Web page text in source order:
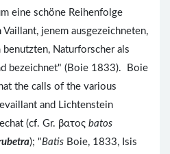
eine schöne Reihenfolge
jenem ausgezeichneten,
Naturforscher als
bezeichnet" (Boie 1833). Boie
the calls of the various
and Lichtenstein
(cf. Gr. βατος batos
); "Batis Boie, 1833, Isis